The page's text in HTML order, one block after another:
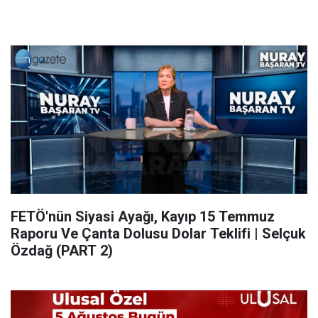
FETÖ'nün Siyasi Ayağı, Kayıp 15 Temmuz
Raporu Ve Çanta Dolusu Dolar Teklifi | Selçuk
Özdağ (PART 2)